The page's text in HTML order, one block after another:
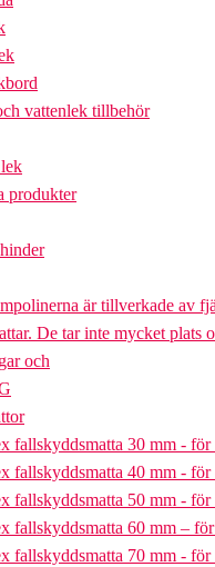
vattenlek tillbehör
produkter
är tillverkade av
De tar inte mycket plats
och
fallskyddsmatta 30 mm -
fallskyddsmatta 40 mm -
fallskyddsmatta 50 mm -
fallskyddsmatta 60 mm –
fallskyddsmatta 70 mm -